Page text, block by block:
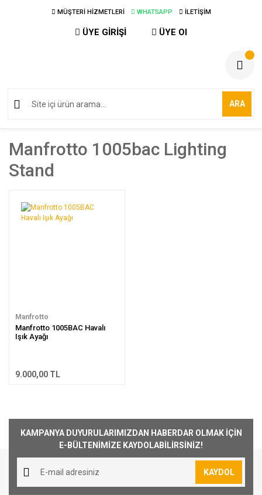
MÜŞTERİ HİZMETLERİ WHATSAPP İLETİŞİM
ÜYE GİRİŞİ ÜYE Ol
ARA
Manfrotto 1005bac Lighting
Stand
Manfrotto
Manfrotto 1005BAC Havalı
Işık Ayağı
9.000,00 TL
KAMPANYA DUYURULARIMIZDAN HABERDAR OLMAK İÇİN
E-BÜLTENİMİZE KAYDOLABİLİRSİNİZ!
KAYDOL